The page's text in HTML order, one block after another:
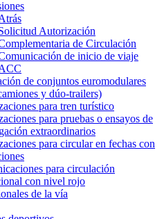
Autorización
de Circulación
de inicio de viaje
de conjuntos euromodulares
y dúo-trailers)
para tren turístico
para pruebas o ensayos de
extraordinarios
para circular en fechas con
para circulación
con nivel rojo
de la vía